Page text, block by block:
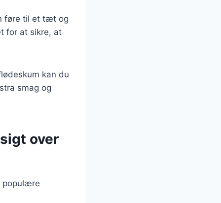
føre til et tæt og
for at sikre, at
kan du
smag og
over
populære